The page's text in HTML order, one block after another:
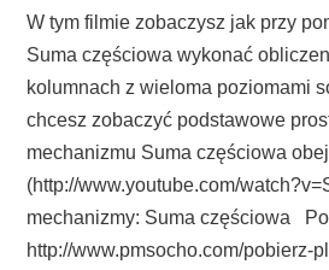
W tym filmie zobaczysz jak przy
Suma częściowa wykonać
kolumnach z wieloma poziomami
chcesz zobaczyć podstawowe
mechanizmu Suma częściowa
(http://www.youtube.com/
mechanizmy: Suma częściowa
http://www.pmsocho.com/pobierz-